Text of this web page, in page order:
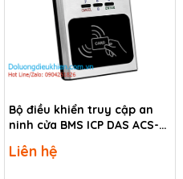
Bộ điều khiển truy cập an
ninh cửa BMS ICP DAS ACS-
Liên hệ